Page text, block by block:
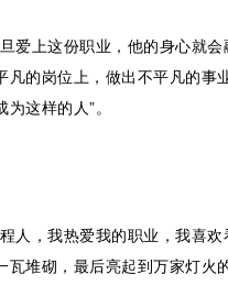
上这份职业，他的身心就会
凡的岗位上，做出不平凡的事
这样的人”。
，我热爱我的职业，我喜欢
瓦堆砌，最后亮起到万家灯火